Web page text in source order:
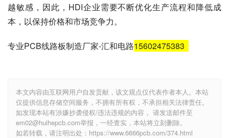
越敏感，因此，HDI企业需要不断优化生产流程和降低成
本，以保持价格和市场竞争力。
专业PCB线路板制造厂家-汇和电路15602475383
本文内容由互联网用户自发贡献，该文观点仅代表作者本人。本站
仅提供信息存储空间服务，不拥有所有权，不承担相关法律责任。
如发现本站有涉嫌抄袭侵权/违法违规的内容， 请发送邮件至
em02@huihepcb.com举报，一经查实，本站将立刻删除。
如若转载，请注明出处：https://www.6666pcb.com/374.html